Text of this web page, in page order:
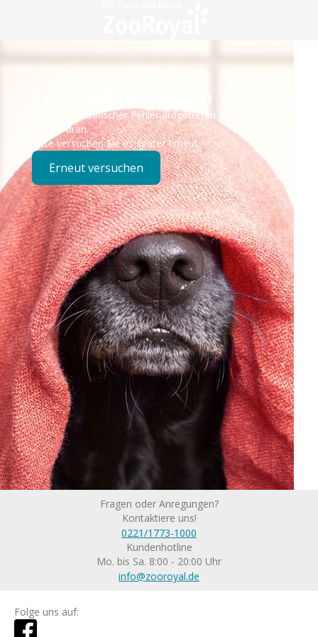
Technisches Problem
Es ist ein technischer Fehler aufgetreten – wir sind
bereits dran.
Bitte versuchen Sie es später erneut.
Erneut versuchen
Fragen oder Anregungen?
Kontaktiere uns!
0221/1773-1000
Kundenhotline
Mo. bis Sa. 8:00 - 20:00 Uhr
info@zooroyal.de
Folge uns auf: